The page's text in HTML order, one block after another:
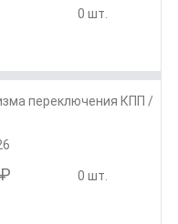
0 шт.
переключения КПП /
0 шт.